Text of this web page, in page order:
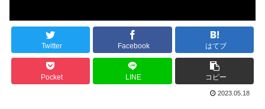
Twitter Facebook はてブ
Pocket LINE コピー
2023.05.18